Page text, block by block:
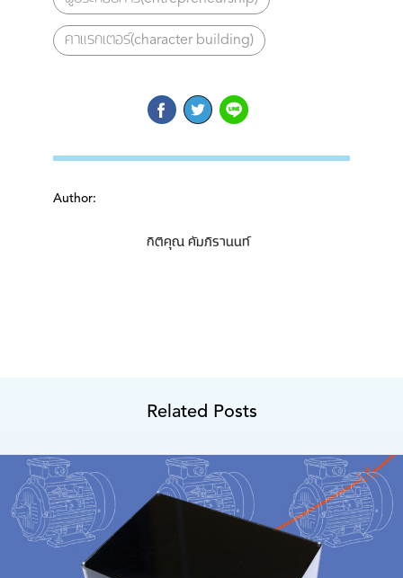
คาแรกเตอร์(character building)
Author:
กิติคุณ คัมภิรานนท์
Related Posts